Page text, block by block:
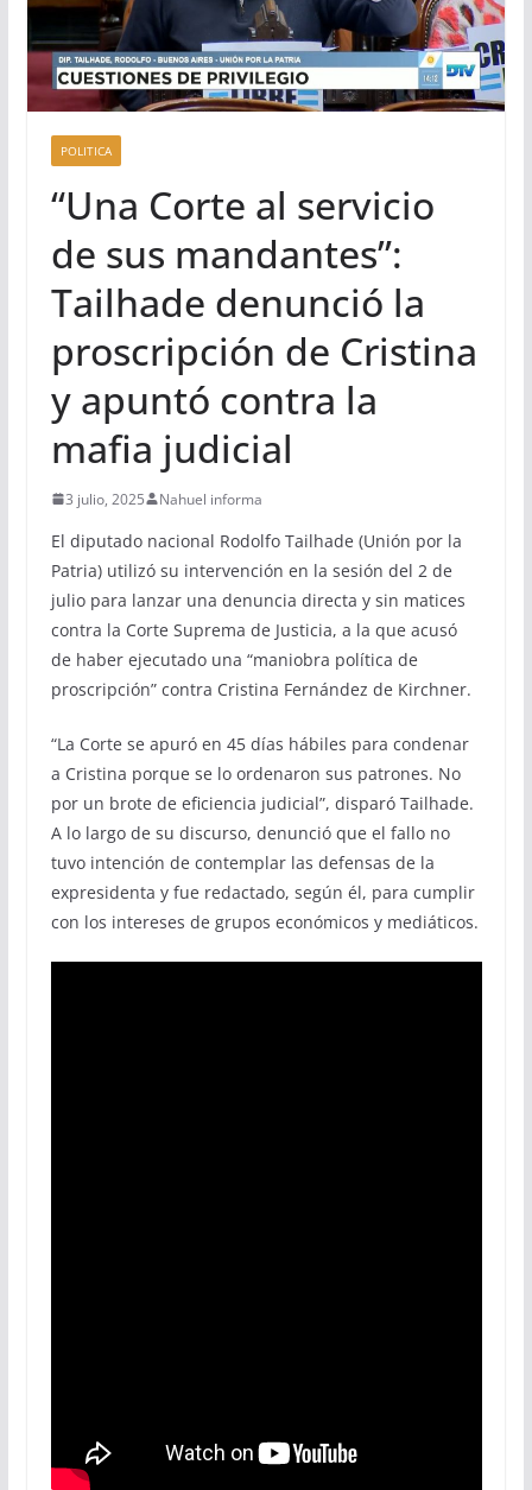
POLITICA
“Una Corte al servicio
de sus mandantes”:
Tailhade denunció la
proscripción de Cristina
y apuntó contra la
mafia judicial
3 julio, 2025 Nahuel informa
El diputado nacional Rodolfo Tailhade (Unión por la
Patria) utilizó su intervención en la sesión del 2 de
julio para lanzar una denuncia directa y sin matices
contra la Corte Suprema de Justicia, a la que acusó
de haber ejecutado una “maniobra política de
proscripción” contra Cristina Fernández de Kirchner.
“La Corte se apuró en 45 días hábiles para condenar
a Cristina porque se lo ordenaron sus patrones. No
por un brote de eficiencia judicial”, disparó Tailhade.
A lo largo de su discurso, denunció que el fallo no
tuvo intención de contemplar las defensas de la
expresidenta y fue redactado, según él, para cumplir
con los intereses de grupos económicos y mediáticos.